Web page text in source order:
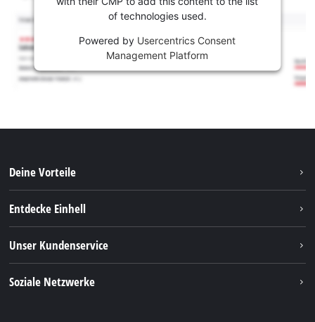
of technologies used.
Powered by Usercentrics Consent
Management Platform
Deine Vorteile
Entdecke Einhell
Nachhaltigkeit
Unser Kundenservice
Soziale Netzwerke